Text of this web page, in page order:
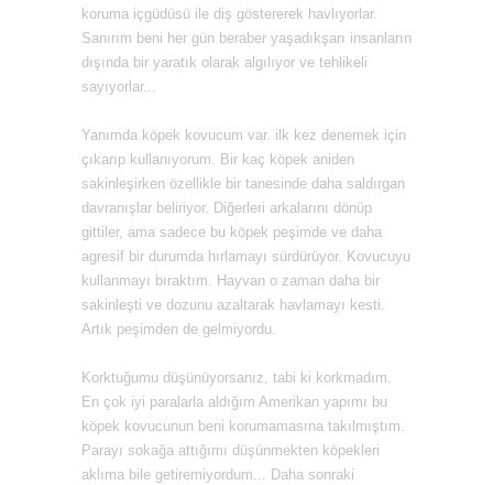
koruma içgüdüsü ile diş göstererek havlıyorlar.
Sanırım beni her gün beraber yaşadıkşarı insanların
dışında bir yaratık olarak algılıyor ve tehlikeli
sayıyorlar...
Yanımda köpek kovucum var. ilk kez denemek için
çıkarıp kullanıyorum. Bir kaç köpek aniden
sakinleşirken özellikle bir tanesinde daha saldırgan
davranışlar beliriyor. Diğerleri arkalarını dönüp
gittiler, ama sadece bu köpek peşimde ve daha
agresif bir durumda hırlamayı sürdürüyor. Kovucuyu
kullanmayı bıraktım. Hayvan o zaman daha bir
sakinleşti ve dozunu azaltarak havlamayı kesti.
Artık peşimden de gelmiyordu.
Korktuğumu düşünüyorsanız, tabi ki korkmadım.
En çok iyi paralarla aldığım Amerikan yapımı bu
köpek kovucunun beni korumamasına takılmıştım.
Parayı sokağa attığımı düşünmekten köpekleri
aklıma bile getiremiyordum... Daha sonraki